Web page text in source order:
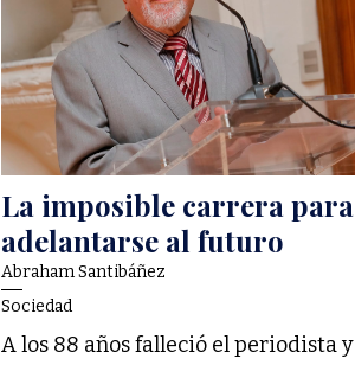
La imposible carrera para
adelantarse al futuro
Abraham Santibáñez
Sociedad
A los 88 años falleció el periodista y